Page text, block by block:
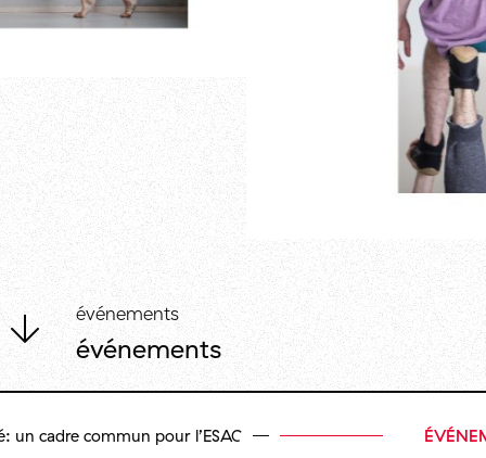
événements
événements
commun pour l’ESAC ÉVÉNEMENT